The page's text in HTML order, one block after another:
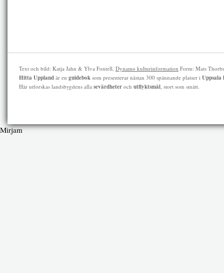
Text och bild: Katja Jahn & Ylva Fontell, Dynamo kulturinformation Form: Mats
Hitta Uppland är en guidebok som presenterar nästan 300 spännande platser i Uppsala
Här utforskas landsbygdens alla sevärdheter och utflyktsmål, stort som smått.
Mirjam